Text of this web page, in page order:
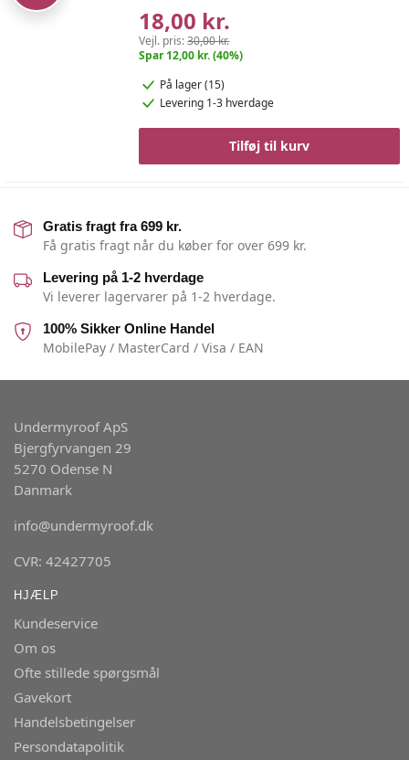
18,00 kr.
Vejl. pris:30,00 kr.
Spar 12,00 kr. (40%)
På lager (15)
Levering 1-3 hverdage
Tilføj til kurv
Gratis fragt fra 699 kr.
Få gratis fragt når du køber for over 699 kr.
Levering på 1-2 hverdage
Vi leverer lagervarer på 1-2 hverdage.
100% Sikker Online Handel
MobilePay / MasterCard / Visa / EAN
Undermyroof ApS
Bjergfyrvangen 29
5270 Odense N
Danmark
info@undermyroof.dk
CVR: 42427705
HJÆLP
Kundeservice
Om os
Ofte stillede spørgsmål
Gavekort
Handelsbetingelser
Persondatapolitik